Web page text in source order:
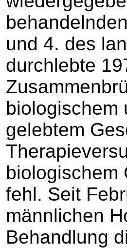
und 4. des
durchlebte
biologischem
gelebtem
biologischem
fehl. Seit
männlichen
Behandlung